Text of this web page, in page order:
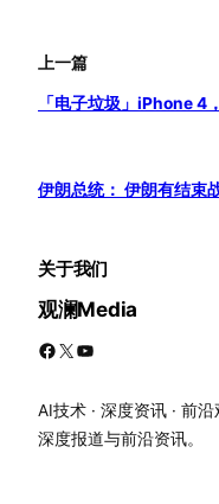
上一篇
「电子垃圾」iPhone 4
伊朗总统： 伊朗有结束
关于我们
观澜Media
Facebook X YouTube
AI技术 · 深度资讯 · 前
深度报道与前沿资讯。